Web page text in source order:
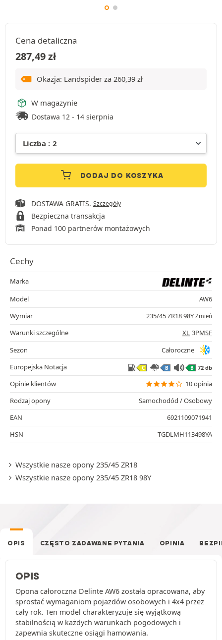
Cena detaliczna
287,49zł
Okazja: Landspider za 260,39 zł
W magazynie
Dostawa 12 - 14 sierpnia
DODAJ DO KOSZYKA
DOSTAWA GRATIS. Szczegóły
Bezpieczna transakcja
Ponad 100 partnerów montażowych
Cechy
Marka
Model
AW6
Wymiar
235/45 ZR18 98Y Zmień
Warunki szczególne XL 3PMSF
Sezon
Całoroczne
Europejska Notacja
C B B 72 db
Opinie klientów
10 opinia
Rodzaj opony
Samochodód / Osobowy
EAN
6921109071941
HSN
TGDLMH113498YA
Wszystkie nasze opony 235/45 ZR18
Wszystkie nasze opony 235/45 ZR18 98Y
OPIS CZĘSTO ZADAWANE PYTANIA OPINIA
OPIS
Opona całoroczna Delinte AW6 została opracowana, aby
sprostać wymaganiom pojazdów osobowych i 4x4 przez
cały rok. Ten model charakteryzuje się wyjątkową
stabilnością w każdych warunkach pogodowych i
zapewnia skuteczne osiągi hamowania.